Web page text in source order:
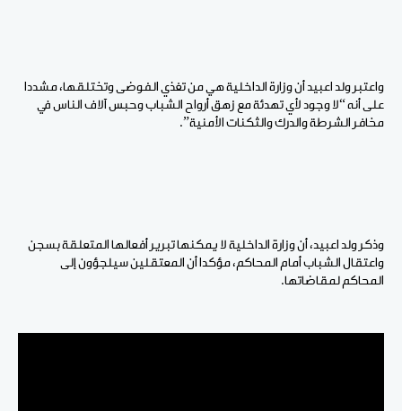
واعتبر ولد اعبيد أن وزارة الداخلية هي من تغذي الفوضى وتختلقها، مشددا
على أنه “لا وجود لأي تهدئة مع زهق أرواح الشباب وحبس آلاف الناس في
مخافر الشرطة والدرك والثكنات الأمنية”.
وذكر ولد اعبيد، أن وزارة الداخلية لا يمكنها تبرير أفعالها المتعلقة بسجن
واعتقال الشباب أمام المحاكم، مؤكدا أن المعتقلين سيلجؤون إلى
المحاكم لمقاضاتها.